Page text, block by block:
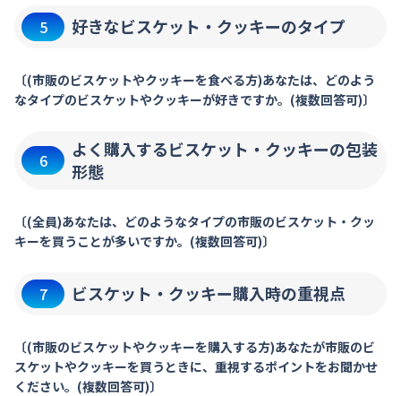
5 好きなビスケット・クッキーのタイプ
〔(市販のビスケットやクッキーを食べる方)あなたは、どのよう
なタイプのビスケットやクッキーが好きですか。(複数回答可)〕
6
よく購入するビスケット・クッキーの包装
形態
〔(全員)あなたは、どのようなタイプの市販のビスケット・クッ
キーを買うことが多いですか。(複数回答可)〕
7 ビスケット・クッキー購入時の重視点
〔(市販のビスケットやクッキーを購入する方)あなたが市販のビ
スケットやクッキーを買うときに、重視するポイントをお聞かせ
ください。(複数回答可)〕